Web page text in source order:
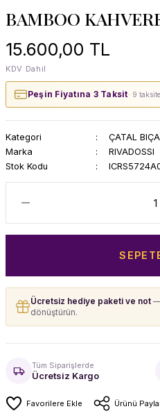
BAMBOO
15.600,00 TL
KDV Dahil
Peşin Fiyatına 3 Taksit· 9
Kategori
ÇATAL
Marka
RIVADOSSI
Stok Kodu
Ücretsiz hediye paketi ve not —
dönüştürün.
Tüm Siparişlerde
Ücretsiz Kargo
Ürünü